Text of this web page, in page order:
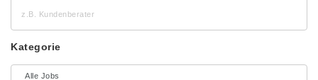
z.B.
Kundenberater
Kategorie